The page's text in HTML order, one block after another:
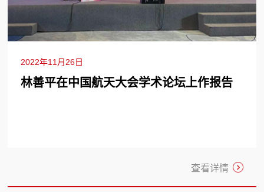
2022年11月26日
林善平在中国航天大会学术论坛上作报告
查看详情